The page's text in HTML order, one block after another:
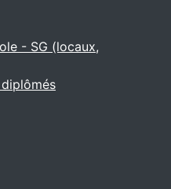
- SG (locaux,